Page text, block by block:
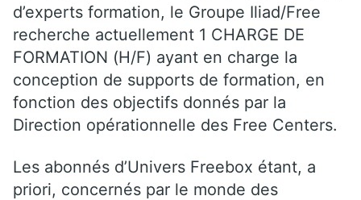
d’experts formation, le Groupe Iliad/Free
recherche actuellement 1 CHARGE DE
FORMATION (H/F) ayant en charge la
conception de supports de formation, en
fonction des objectifs donnés par la
Direction opérationnelle des Free Centers.
Les abonnés d’Univers Freebox étant, a
priori, concernés par le monde des